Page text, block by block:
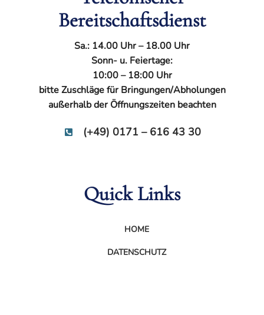
Bereitschaftsdienst
Sa.: 14.00 Uhr – 18.00 Uhr
Sonn- u. Feiertage:
10:00 – 18:00 Uhr
bitte Zuschläge für Bringungen/Abholungen
außerhalb der Öffnungszeiten beachten
(+49) 0171 – 616 43 30
Quick Links
HOME
DATENSCHUTZ